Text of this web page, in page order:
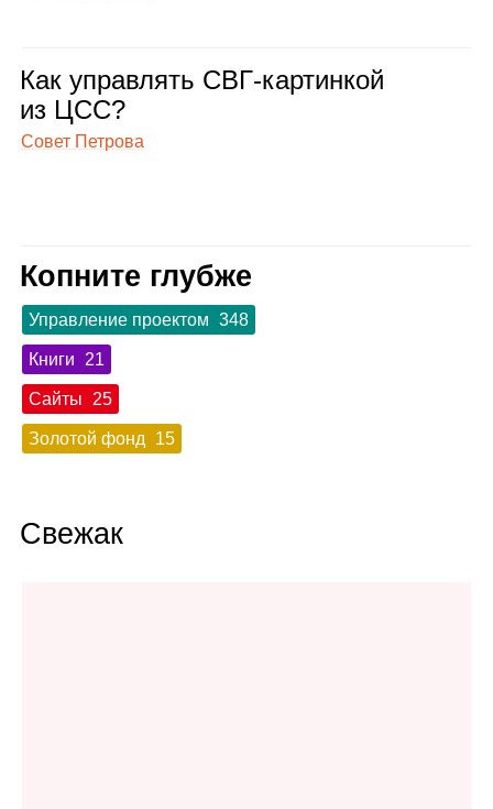
Как управ­лять СВГ‑кар­тин­кой
из ЦСС?
Совет Петрова
Копните глубже
Управление проектом 348
Книги 21
Сайты 25
Золотой фонд 15
Свежак